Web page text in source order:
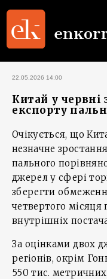
22.05.2026 14:00
Китай у
експорту
Очікується, що
незначне
пального
джерел у сфері
зберегти
четвертого місяця
внутрішніх
За оцінками двох
регіонів, окрім
550 тис.